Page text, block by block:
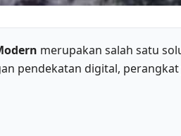
merupakan salah satu
pendekatan digital,